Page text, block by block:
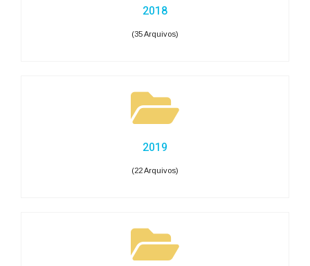
2018
(35 Arquivos)
2019
(22 Arquivos)